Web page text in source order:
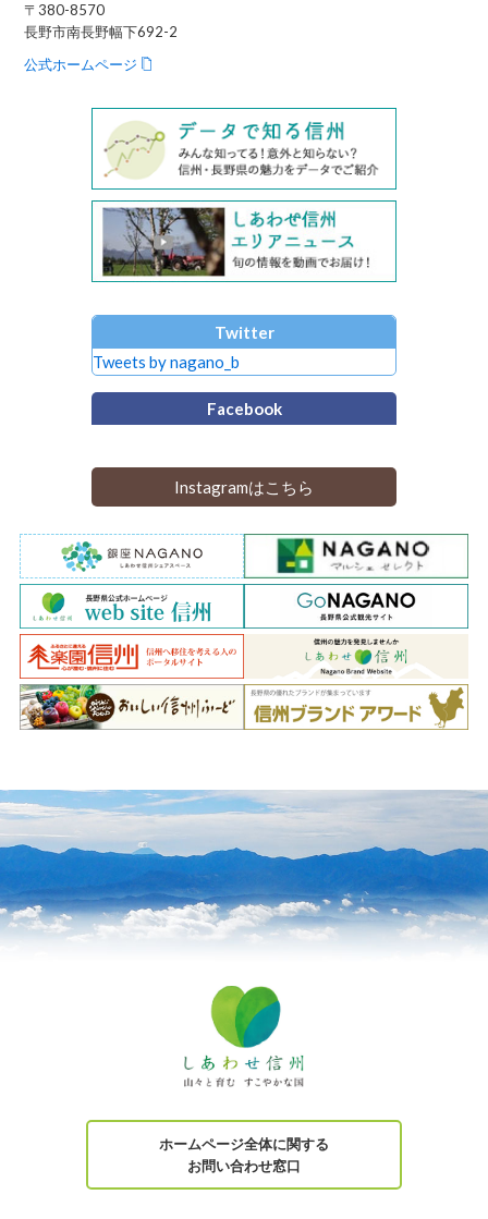
〒380-8570
長野市南長野幅下692-2
公式ホームページ
Twitter
Tweets by nagano_b
Facebook
Instagramはこちら
ホームページ全体に関する
お問い合わせ窓口